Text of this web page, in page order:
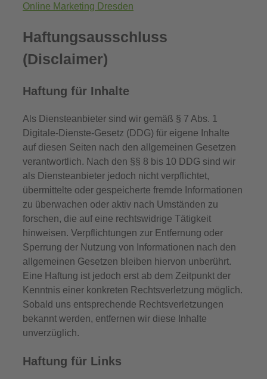
Online Marketing Dresden
Haftungsausschluss
(Disclaimer)
Haftung für Inhalte
Als Diensteanbieter sind wir gemäß § 7 Abs. 1
Digitale-Dienste-Gesetz (DDG) für eigene Inhalte
auf diesen Seiten nach den allgemeinen Gesetzen
verantwortlich. Nach den §§ 8 bis 10 DDG sind wir
als Diensteanbieter jedoch nicht verpflichtet,
übermittelte oder gespeicherte fremde Informationen
zu überwachen oder aktiv nach Umständen zu
forschen, die auf eine rechtswidrige Tätigkeit
hinweisen. Verpflichtungen zur Entfernung oder
Sperrung der Nutzung von Informationen nach den
allgemeinen Gesetzen bleiben hiervon unberührt.
Eine Haftung ist jedoch erst ab dem Zeitpunkt der
Kenntnis einer konkreten Rechtsverletzung möglich.
Sobald uns entsprechende Rechtsverletzungen
bekannt werden, entfernen wir diese Inhalte
unverzüglich.
Haftung für Links